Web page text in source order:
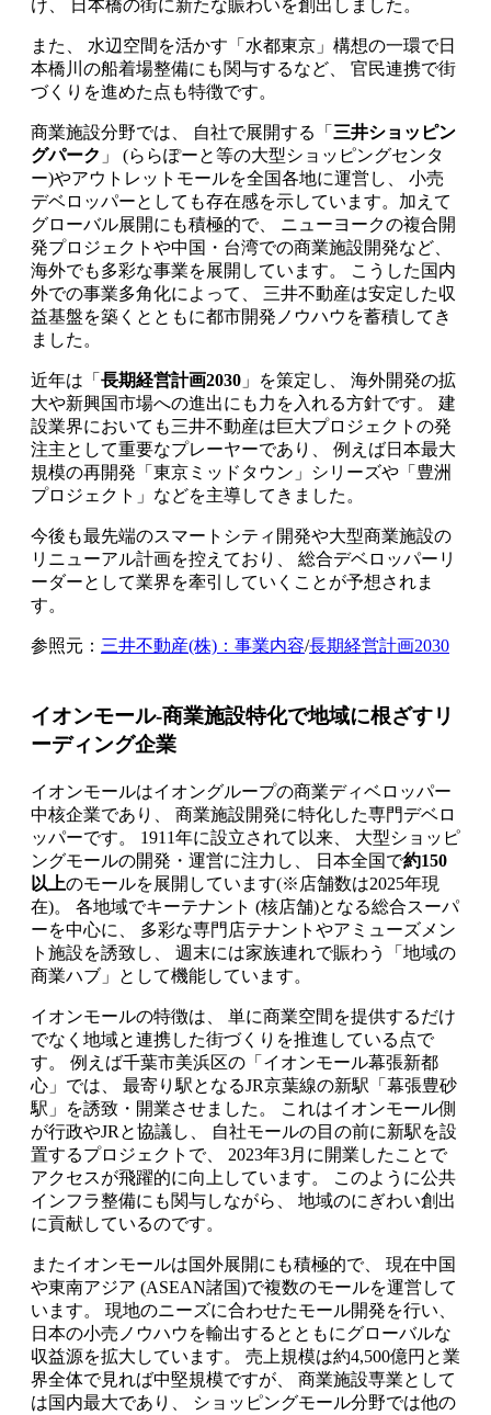
け、 日本橋の街に新たな賑わいを創出しました。
また、 水辺空間を活かす「水都東京」構想の一環で日
本橋川の船着場整備にも関与するなど、 官民連携で街
づくりを進めた点も特徴です。
商業施設分野では、 自社で展開する「 三井ショッピン
グパーク 」 (ららぽーと等の大型ショッピングセンタ
ー)やアウトレットモールを全国各地に運営し、 小売
デベロッパーとしても存在感を示しています。加えて
グローバル展開にも積極的で、 ニューヨークの複合開
発プロジェクトや中国・台湾での商業施設開発など、
海外でも多彩な事業を展開しています。 こうした国内
外での事業多角化によって、 三井不動産は安定した収
益基盤を築くとともに都市開発ノウハウを蓄積してき
ました。
近年は「 長期経営計画2030 」を策定し、 海外開発の拡
大や新興国市場への進出にも力を入れる方針です。 建
設業界においても三井不動産は巨大プロジェクトの発
注主として重要なプレーヤーであり、 例えば日本最大
規模の再開発「東京ミッドタウン」シリーズや「豊洲
プロジェクト」などを主導してきました。
今後も最先端のスマートシティ開発や大型商業施設の
リニューアル計画を控えており、 総合デベロッパーリ
ーダーとして業界を牽引していくことが予想されま
す。
参照元： 三井不動産(株)：事業内容/長期経営計画2030
イオンモール-商業施設特化で地域に根ざすリ
ーディング企業
イオンモールはイオングループの商業ディベロッパー
中核企業であり、 商業施設開発に特化した専門デベロ
ッパーです。 1911年に設立されて以来、 大型ショッピ
ングモールの開発・運営に注力し、 日本全国で約150
以上のモールを展開しています(※店舗数は2025年現
在)。 各地域でキーテナント (核店舗)となる総合スーパ
ーを中心に、 多彩な専門店テナントやアミューズメン
ト施設を誘致し、 週末には家族連れで賑わう「地域の
商業ハブ」として機能しています。
イオンモールの特徴は、 単に商業空間を提供するだけ
でなく地域と連携した街づくりを推進している点で
す。 例えば千葉市美浜区の「イオンモール幕張新都
心」では、 最寄り駅となるJR京葉線の新駅「幕張豊砂
駅」を誘致・開業させました。 これはイオンモール側
が行政やJRと協議し、 自社モールの目の前に新駅を設
置するプロジェクトで、 2023年3月に開業したことで
アクセスが飛躍的に向上しています。 このように公共
インフラ整備にも関与しながら、 地域のにぎわい創出
に貢献しているのです。
またイオンモールは国外展開にも積極的で、 現在中国
や東南アジア (ASEAN諸国)で複数のモールを運営して
います。 現地のニーズに合わせたモール開発を行い、
日本の小売ノウハウを輸出するとともにグローバルな
収益源を拡大しています。 売上規模は約4,500億円と業
界全体で見れば中堅規模ですが、 商業施設専業として
は国内最大であり、 ショッピングモール分野では他の